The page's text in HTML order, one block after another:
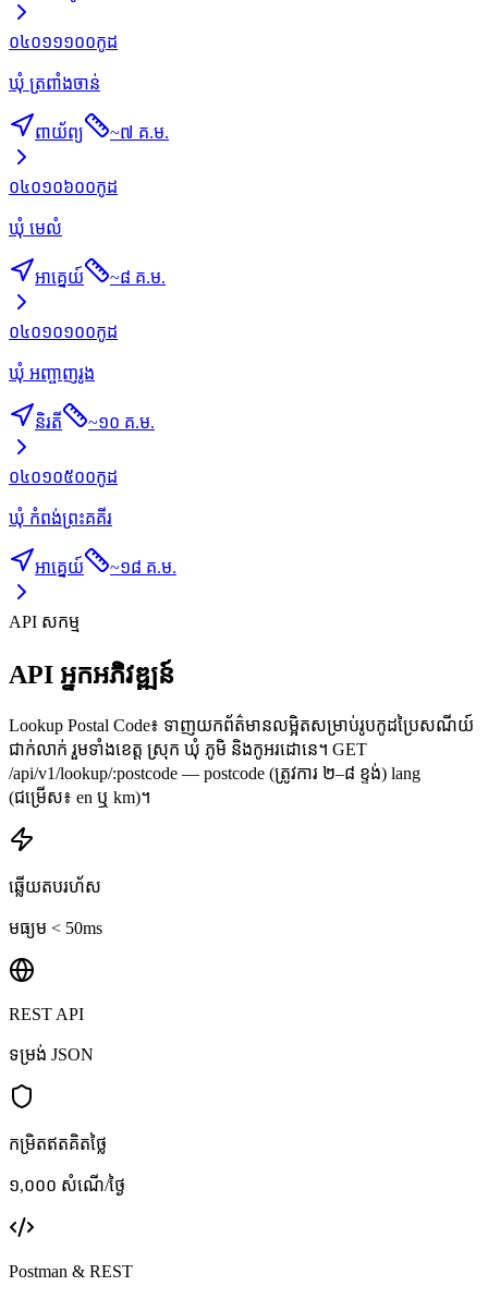
០៤០១១១០០កូដ
ឃុំ ត្រពាំងចាន់
ពាយ័ព្យ ~៧ គ.ម.
០៤០១០៦០០កូដ
ឃុំ មេលំ
អាគ្នេយ៍ ~៨ គ.ម.
០៤០១០១០០កូដ
ឃុំ អញ្ចាញរូង
និរតី ~១០ គ.ម.
០៤០១០៥០០កូដ
ឃុំ កំពង់ព្រះគគីរ
អាគ្នេយ៍ ~១៨ គ.ម.
API សកម្ម
API អ្នកអភិវឌ្ឍន៍
Lookup Postal Code៖ ទាញយកព័ត៌មានលម្អិតសម្រាប់រូបកូដប្រៃសណីយ៍
ជាក់លាក់ រួមទាំងខេត្ត ស្រុក ឃុំ ភូមិ និងកូអរដោនេ។ GET
/api/v1/lookup/:postcode — postcode (ត្រូវការ ២–៨ ខ្ទង់) lang
(ជម្រើស៖ en ឬ km)។
ឆ្លើយតបរហ័ស
មធ្យម < 50ms
REST API
ទម្រង់ JSON
កម្រិតឥតគិតថ្លៃ
១,០០០ សំណើ/ថ្ងៃ
Postman & REST